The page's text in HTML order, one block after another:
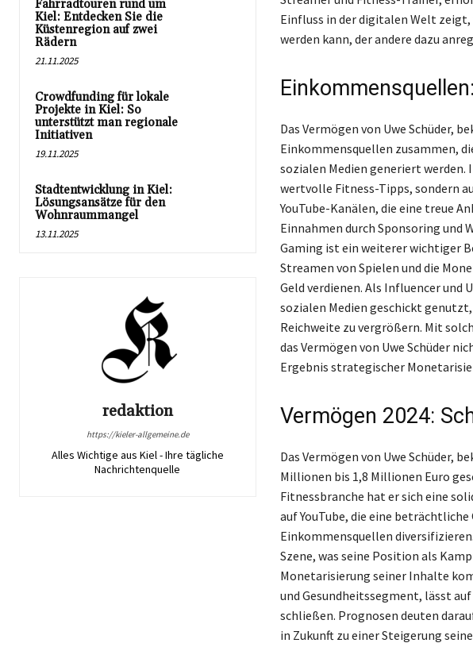
Fahrradtouren rund um
Kiel: Entdecken Sie die
Küstenregion auf zwei
Rädern
21.11.2025
Crowdfunding für lokale
Projekte in Kiel: So
unterstützt man regionale
Initiativen
19.11.2025
Stadtentwicklung in Kiel:
Lösungsansätze für den
Wohnraummangel
13.11.2025
redaktion
https://kieler-allgemeine.de
Alles Wichtige aus Kiel - Ihre tägliche
Nachrichtenquelle
Einfluss in der digitalen Welt
werden kann, der andere dazu
Das Vermögen von Uwe Schüder,
Einkommensquellen zusammen,
sozialen Medien generiert
wertvolle Fitness-Tipps, sondern
YouTube-Kanälen, die eine treue
Einnahmen durch Sponsoring und
Gaming ist ein weiterer wichtiger
Streamen von Spielen und die
Geld verdienen. Als Influencer und
sozialen Medien geschickt
Reichweite zu vergrößern. Mit
das Vermögen von Uwe Schüder
Ergebnis strategischer
Vermögen 2024:
Das Vermögen von Uwe Schüder,
Millionen bis 1,8 Millionen Euro
Fitnessbranche hat er sich eine
auf YouTube, die eine
Einkommensquellen
Szene, was seine Position als
Monetarisierung seiner Inhalte
und Gesundheitssegment, lässt
schließen. Prognosen deuten
in Zukunft zu einer Steigerung